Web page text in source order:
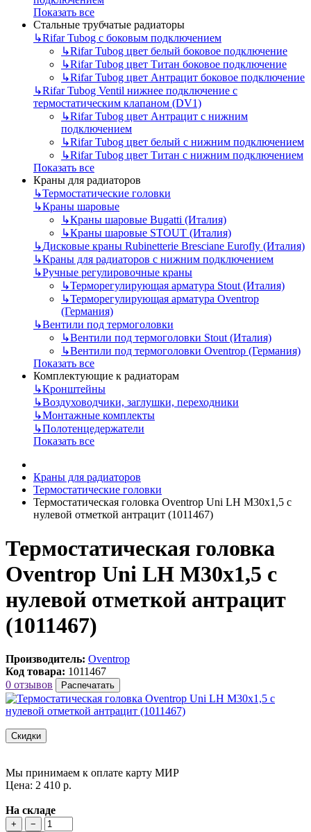
Показать все
Стальные трубчатые радиаторы
↳Rifar Tubog с боковым подключением
↳Rifar Tubog цвет белый боковое подключение
↳Rifar Tubog цвет Титан боковое подключение
↳Rifar Tubog цвет Антрацит боковое подключение
↳Rifar Tubog Ventil нижнее подключение с
термостатическим клапаном (DV1)
↳Rifar Tubog цвет Антрацит с нижним
подключением
↳Rifar Tubog цвет белый с нижним подключением
↳Rifar Tubog цвет Титан с нижним подключением
Показать все
Краны для радиаторов
↳Термостатические головки
↳Краны шаровые
↳Краны шаровые Bugatti (Италия)
↳Краны шаровые STOUT (Италия)
↳Дисковые краны Rubinetterie Bresciane Eurofly (Италия)
↳Краны для радиаторов с нижним подключением
↳Ручные регулировочные краны
↳Терморегулирующая арматура Stout (Италия)
↳Терморегулирующая арматура Oventrop
(Германия)
↳Вентили под термоголовки
↳Вентили под термоголовки Stout (Италия)
↳Вентили под термоголовки Oventrop (Германия)
Показать все
Комплектующие к радиаторам
↳Кронштейны
↳Воздуховодчики, заглушки, переходники
↳Монтажные комплекты
↳Полотенцедержатели
Показать все
Краны для радиаторов
Термостатические головки
Термостатическая головка Oventrop Uni LH M30x1,5 с
нулевой отметкой антрацит (1011467)
Термостатическая головка
Oventrop Uni LH M30x1,5 с
нулевой отметкой антрацит
(1011467)
Производитель: Oventrop
Код товара: 1011467
0 отзывов
Распечатать
Скидки
Мы принимаем к оплате карту МИР
Цена: 2 410 р.
На складе
+
−